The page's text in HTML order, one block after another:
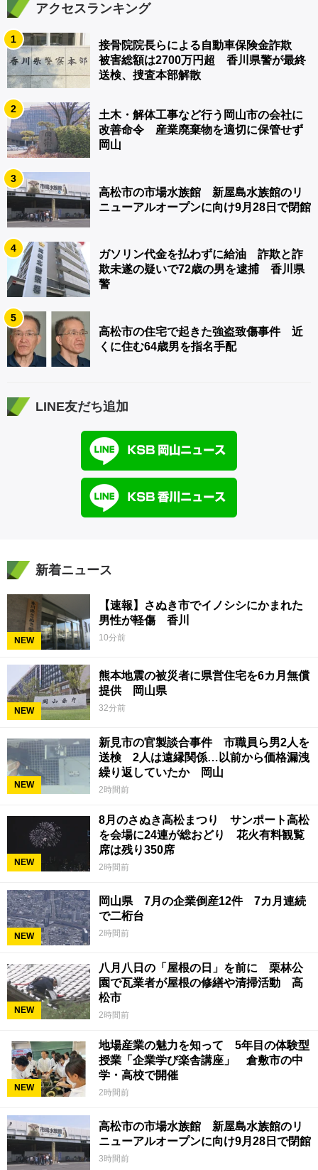
アクセスランキング
1
接骨院院長らによる自動車保険金詐欺
被害総額は2700万円超 香川県警が最終
送検、捜査本部解散
2
土木・解体工事など行う岡山市の会社に
改善命令 産業廃棄物を適切に保管せず
岡山
3
高松市の市場水族館 新屋島水族館のリ
ニューアルオープンに向け9月28日で閉館
4
ガソリン代金を払わずに給油 詐欺と詐
欺未遂の疑いで72歳の男を逮捕 香川県
警
5
高松市の住宅で起きた強盗致傷事件 近
くに住む64歳男を指名手配
LINE友だち追加
新着ニュース
NEW
【速報】さぬき市でイノシシにかまれた
男性が軽傷 香川
10分前
NEW
熊本地震の被災者に県営住宅を6カ月無償
提供 岡山県
32分前
NEW
新見市の官製談合事件 市職員ら男2人を
送検 2人は遠縁関係…以前から価格漏洩
繰り返していたか 岡山
2時間前
NEW
8月のさぬき高松まつり サンポート高松
を会場に24連が総おどり 花火有料観覧
席は残り350席
2時間前
NEW
岡山県 7月の企業倒産12件 7カ月連続
で二桁台
2時間前
NEW
八月八日の「屋根の日」を前に 栗林公
園で瓦業者が屋根の修繕や清掃活動 高
松市
2時間前
NEW
地場産業の魅力を知って 5年目の体験型
授業「企業学び楽舎講座」 倉敷市の中
学・高校で開催
2時間前
高松市の市場水族館 新屋島水族館のリ
ニューアルオープンに向け9月28日で閉館
3時間前